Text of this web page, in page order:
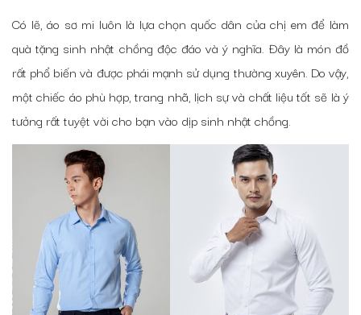
Có lẽ, áo sơ mi luôn là lựa chọn quốc dân của chị em để làm
quà tặng sinh nhật chồng độc đáo và ý nghĩa. Đây là món đồ
rất phổ biến và được phái mạnh sử dụng thường xuyên. Do vậy,
một chiếc áo phù hợp, trang nhã, lịch sự và chất liệu tốt sẽ là ý
tưởng rất tuyệt vời cho bạn vào dịp sinh nhật chồng.